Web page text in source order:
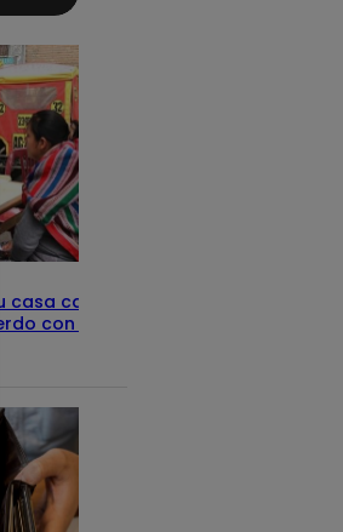
casa califica
con el Sisfoh